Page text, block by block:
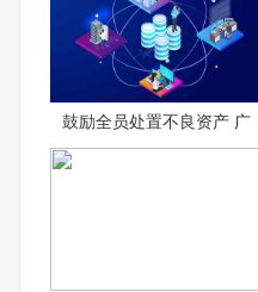
鼓励全员处置不良资产 广